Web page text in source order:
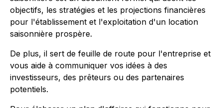
objectifs, les stratégies et les projections financières
pour l'établissement et l'exploitation d'un location
saisonnière prospère.
De plus, il sert de feuille de route pour l'entreprise et
vous aide à communiquer vos idées à des
investisseurs, des prêteurs ou des partenaires
potentiels.